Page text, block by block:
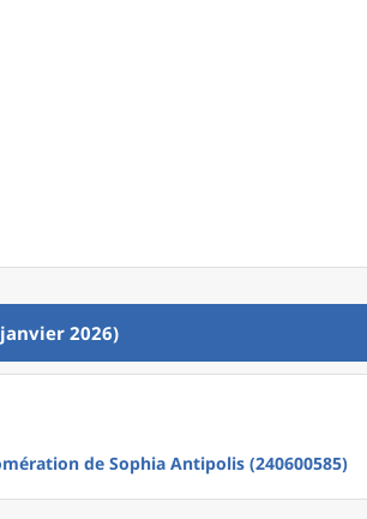
2026)
de Sophia Antipolis (240600585)